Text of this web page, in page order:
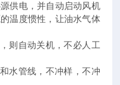
供电，并自动启动风机
温度惯性，让油水气体
则自动关机，不必人工
水管线，不冲样，不冲